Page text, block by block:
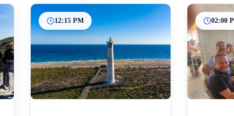
InicioParadas intermedias
Final
12:15 PM 02:00